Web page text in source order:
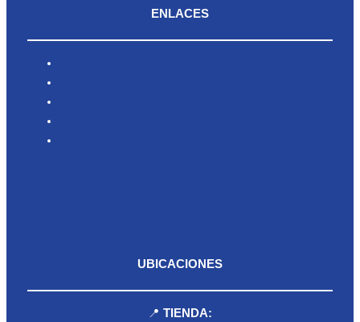
ENLACES
UBICACIONES
📍 TIENDA: